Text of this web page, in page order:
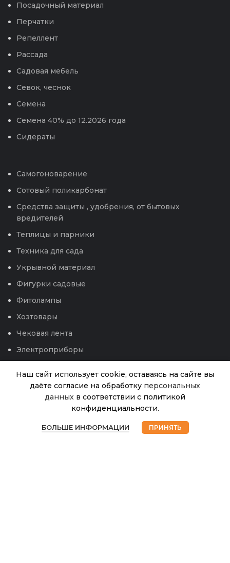
Посадочный материал
Перчатки
Репеллент
Рассада
Садовая мебель
Севок, чеснок
Семена
Семена 40% до 12.2026 года
Сидераты
Самогоноварение
Сотовый поликарбонат
Средства защиты , удобрения, от бытовых
вредителей
Теплицы и парники
Техника для сада
Укрывной материал
Фигурки садовые
Фитолампы
Хозтовары
Чековая лента
Электроприборы
Наш сайт использует cookie, оставаясь на сайте вы
даёте согласие на обработку персональных
данных в соответствии с политикой
конфиденциальности.
БОЛЬШЕ ИНФОРМАЦИИ ПРИНЯТЬ
Антик D28,
7,2л белый
цветочный320.00 ₽
наличии
Магазин Избранное Корзина Мой аккаунт